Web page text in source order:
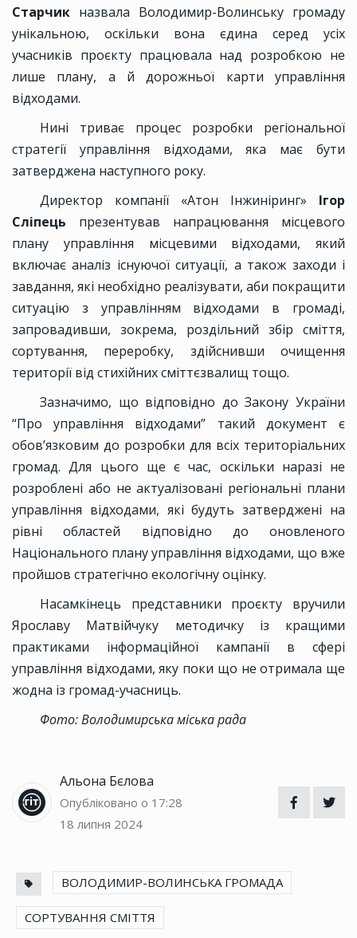
Старчик назвала Володимир-Волинську громаду
унікальною, оскільки вона єдина серед усіх
учасників проєкту працювала над розробкою не
лише плану, а й дорожньої карти управління
відходами.
Нині триває процес розробки регіональної
стратегії управління відходами, яка має бути
затверджена наступного року.
Директор компанії «Атон Інжиніринг» Ігор
Сліпець презентував напрацювання місцевого
плану управління місцевими відходами, який
включає аналіз існуючої ситуації, а також заходи і
завдання, які необхідно реалізувати, аби покращити
ситуацію з управлінням відходами в громаді,
запровадивши, зокрема, роздільний збір сміття,
сортування, переробку, здійснивши очищення
території від стихійних сміттєзвалищ тощо.
Зазначимо, що відповідно до Закону України
“Про управління відходами” такий документ є
обов’язковим до розробки для всіх територіальних
громад. Для цього ще є час, оскільки наразі не
розроблені або не актуалізовані регіональні плани
управління відходами, які будуть затверджені на
рівні областей відповідно до оновленого
Національного плану управління відходами, що вже
пройшов стратегічно екологічну оцінку.
Насамкінець представники проєкту вручили
Ярославу Матвійчуку методичку із кращими
практиками інформаційної кампанії в сфері
управління відходами, яку поки що не отримала ще
жодна із громад-учасниць.
Фото: Володимирська міська рада
Альона Бєлова
Опубліковано о 17:28
18 липня 2024
ВОЛОДИМИР-ВОЛИНСЬКА ГРОМАДА
СОРТУВАННЯ СМІТТЯ